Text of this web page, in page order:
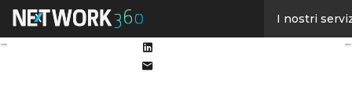
I nostri